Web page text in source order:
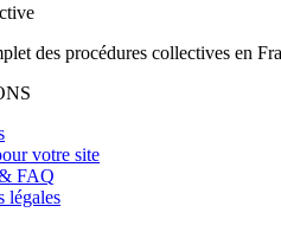
des procédures collectives en
votre site
FAQ
légales